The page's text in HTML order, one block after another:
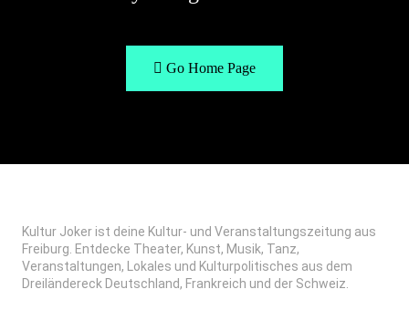
Go Home Page
Kultur Joker ist deine Kultur- und Veranstaltungszeitung aus
Freiburg. Entdecke Theater, Kunst, Musik, Tanz,
Veranstaltungen, Lokales und Kulturpolitisches aus dem
Dreiländereck Deutschland, Frankreich und der Schweiz.